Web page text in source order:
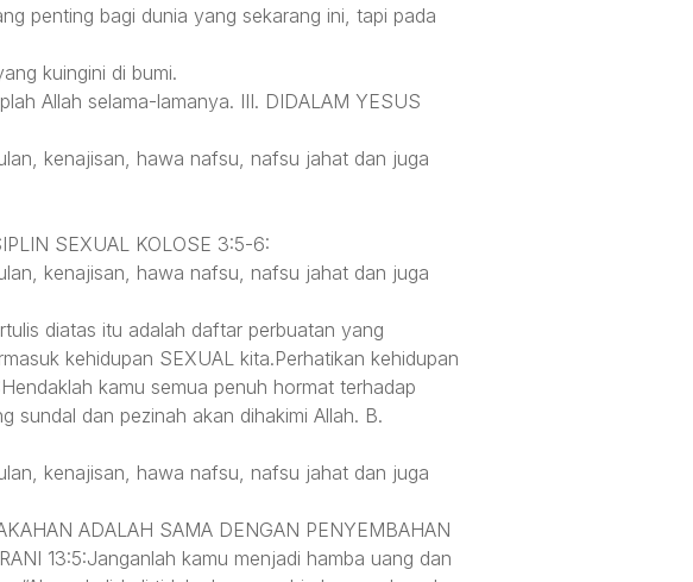
penting bagi dunia yang sekarang ini, tapi pada
kuingini di bumi.
Allah selama-lamanya. III. DIDALAM YESUS
kenajisan, hawa nafsu, nafsu jahat dan juga
SEXUAL KOLOSE 3:5-6:
kenajisan, hawa nafsu, nafsu jahat dan juga
diatas itu adalah daftar perbuatan yang
kehidupan SEXUAL kita.Perhatikan kehidupan
kamu semua penuh hormat terhadap
sundal dan pezinah akan dihakimi Allah. B.
kenajisan, hawa nafsu, nafsu jahat dan juga
ADALAH SAMA DENGAN PENYEMBAHAN
13:5:Janganlah kamu menjadi hamba uang dan